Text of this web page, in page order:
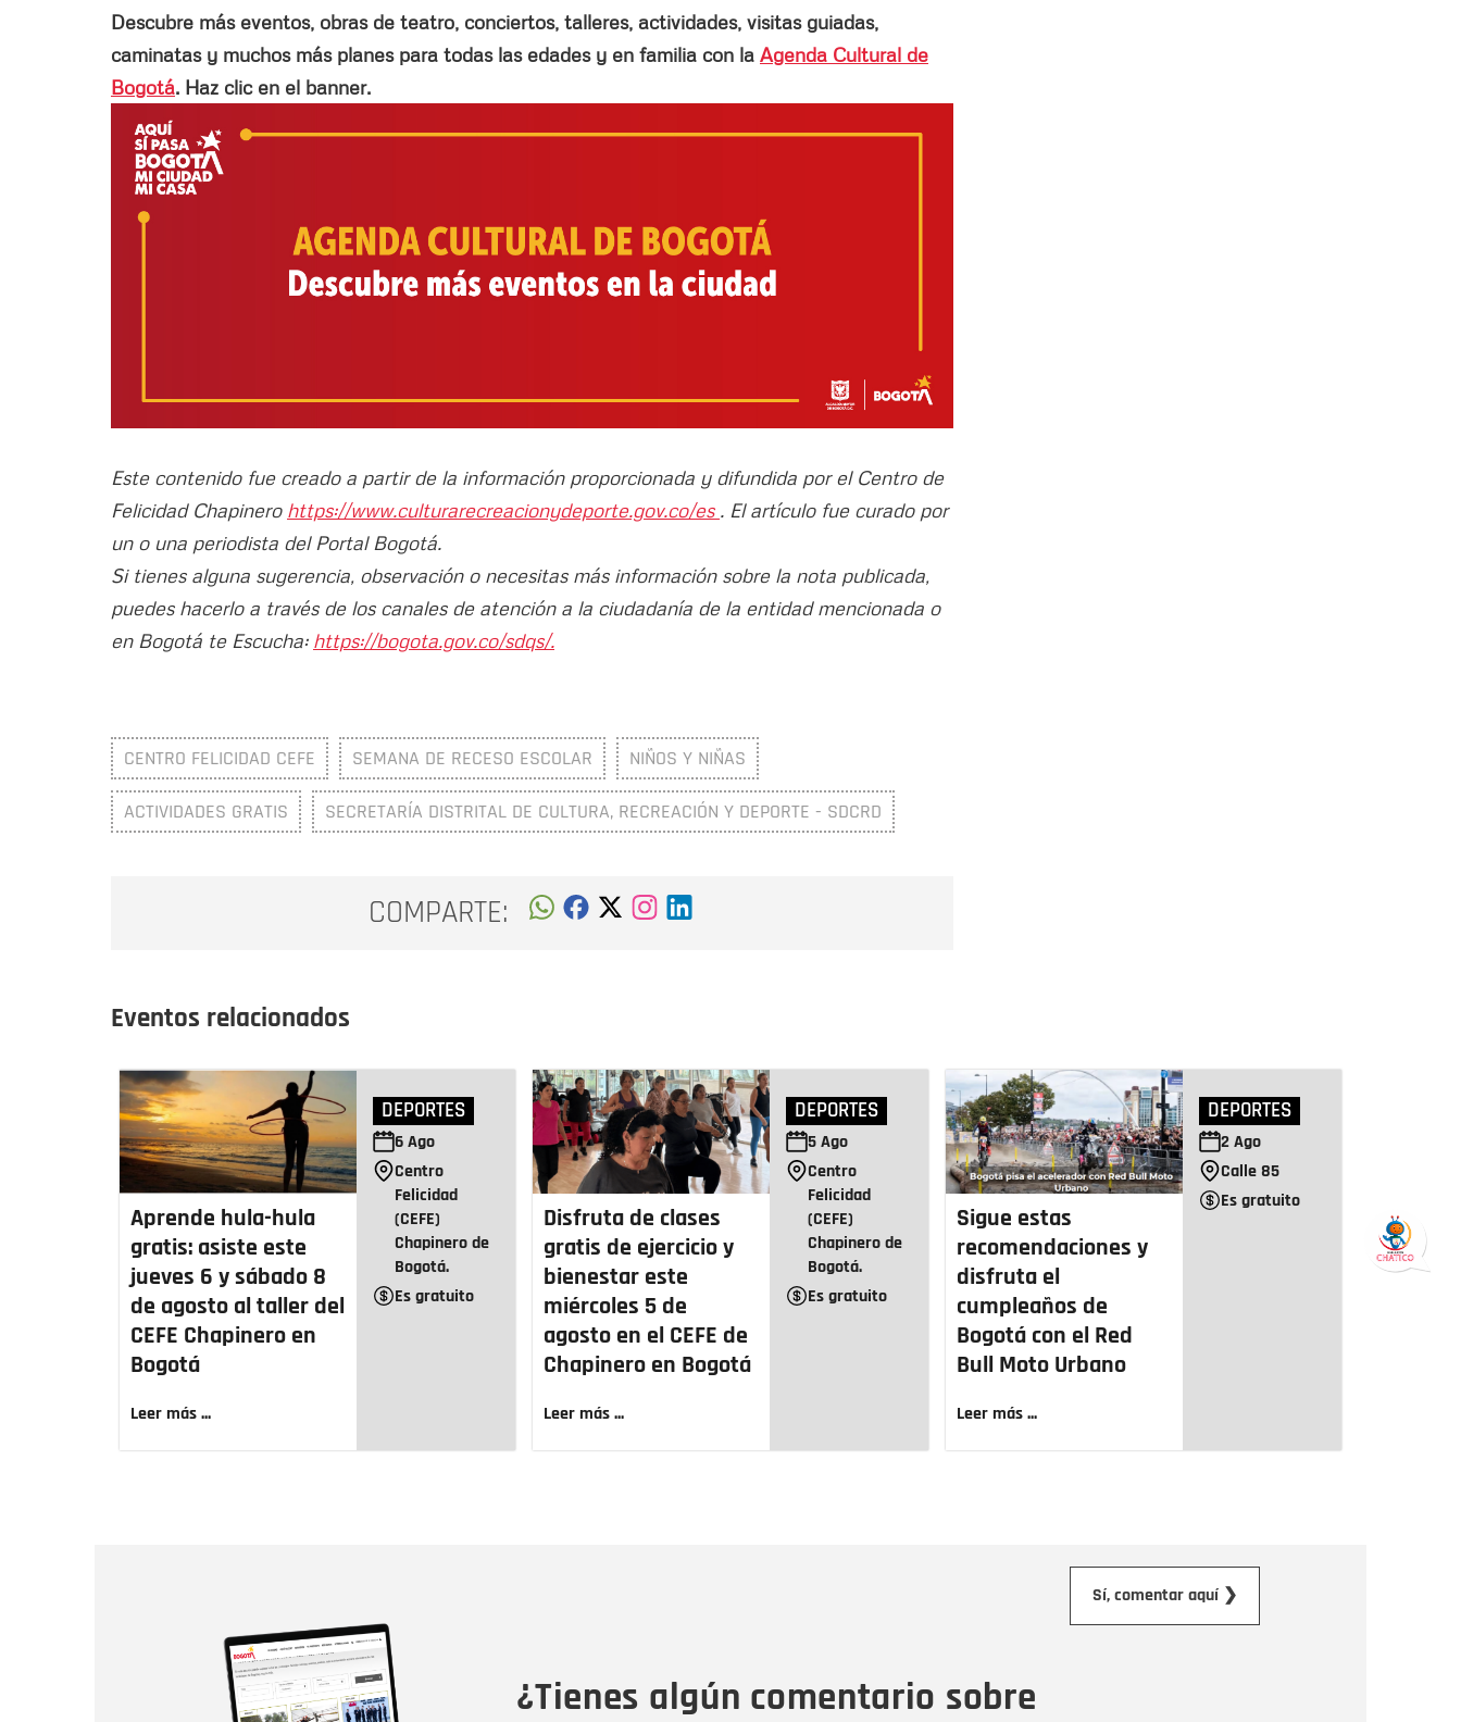
Descubre más eventos, obras de teatro, conciertos, talleres, actividades, visitas guiadas,
caminatas y muchos más planes para todas las edades y en familia con la Agenda Cultural de
Bogotá. Haz clic en el banner.
Este contenido fue creado a partir de la información proporcionada y difundida por el Centro de
Felicidad Chapinero https://www.culturarecreacionydeporte.gov.co/es . El artículo fue curado por
un o una periodista del Portal Bogotá.
Si tienes alguna sugerencia, observación o necesitas más información sobre la nota publicada,
puedes hacerlo a través de los canales de atención a la ciudadanía de la entidad mencionada o
en Bogotá te Escucha: https://bogota.gov.co/sdqs/.
CENTRO FELICIDAD CEFE SEMANA DE RECESO ESCOLAR NIÑOS Y NIÑAS
ACTIVIDADES GRATIS SECRETARÍA DISTRITAL DE CULTURA, RECREACIÓN Y DEPORTE - SDCRD
COMPARTE:
Eventos relacionados
Aprende hula-hula
gratis: asiste este
jueves 6 y sábado 8
de agosto al taller del
CEFE Chapinero en
Bogotá
Leer más ...
DEPORTES
6Ago
Centro
Felicidad
(CEFE)
Chapinero de
Bogotá.
Es gratuito
Disfruta de clases
gratis de ejercicio y
bienestar este
miércoles 5 de
agosto en el CEFE de
Chapinero en Bogotá
Leer más ...
DEPORTES
5Ago
Centro
Felicidad
(CEFE)
Chapinero de
Bogotá.
Es gratuito
Sigue estas
recomendaciones y
disfruta el
cumpleaños de
Bogotá con el Red
Bull Moto Urbano
Leer más ...
DEPORTES
2Ago
Calle 85
Es gratuito
¿Tienes algún comentario sobre
Sí, comentar aquí ❯